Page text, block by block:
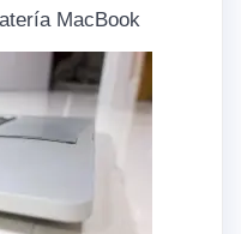
MacBook